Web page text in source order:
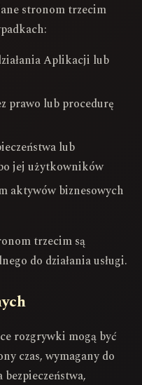
stronom trzecim
Aplikacji lub
prawo lub procedurę
lub
jej użytkowników
aktywów biznesowych
trzecim są
do działania usługi.
rozgrywki mogą być
czas, wymagany do